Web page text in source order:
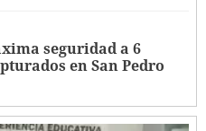
seguridad a 6
en San Pedro